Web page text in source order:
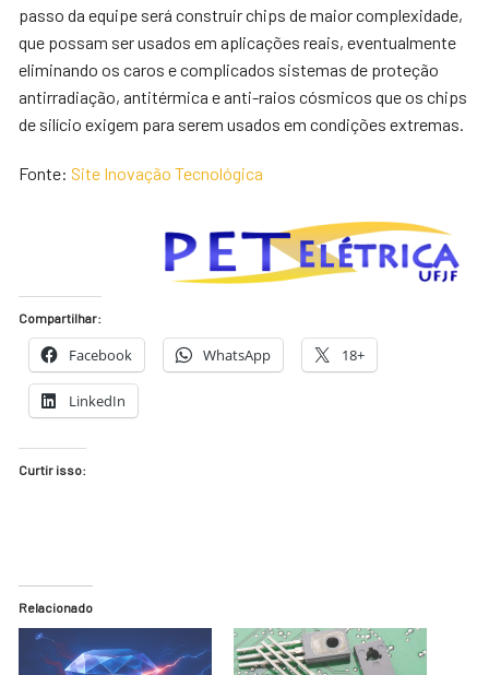
passo da equipe será construir chips de maior complexidade,
que possam ser usados em aplicações reais, eventualmente
eliminando os caros e complicados sistemas de proteção
antirradiação, antitérmica e anti-raios cósmicos que os chips
de silício exigem para serem usados em condições extremas.
Fonte: Site Inovação Tecnológica
Compartilhar:
Facebook WhatsApp 18+
LinkedIn
Curtir isso:
Relacionado